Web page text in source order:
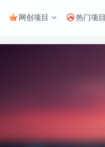
网创项目 热门项目